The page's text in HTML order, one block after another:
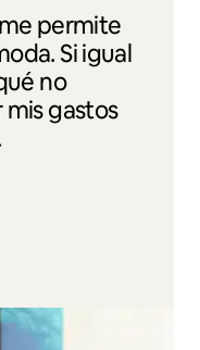
permite
Si igual
no
gastos